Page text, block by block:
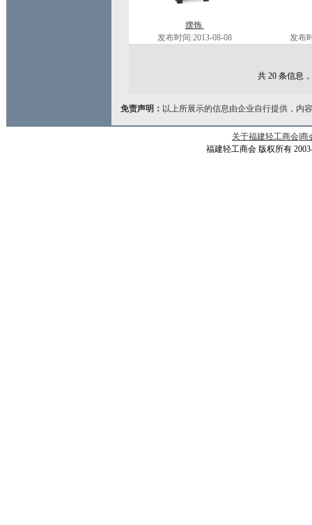
摆饰
发布时间:2013-08-08
发布
共 20 条信息
免责声明： 以上所展示的信息由企业自行提供，内
关于福建轻工商会商
福建轻工商会 版权所有